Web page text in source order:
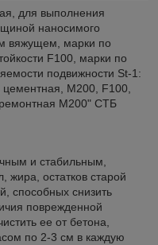
для выполнения
наносимого
вяжущем, марки по
F100, марки по
подвижности St-1:
М200, F100,
ремонтная М200" СТБ
и стабильным,
остатков старой
способных снизить
поврежденной
ее от бетона,
по 2-3 см в каждую